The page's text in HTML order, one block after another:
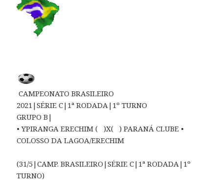
CAMPEONATO BRASILEIRO
2021|SÉRIE C|1ª RODADA|1º TURNO
GRUPO B|
• YPIRANGA ERECHIM ( )X( ) PARANÁ CLUBE •
COLOSSO DA LAGOA/ERECHIM
(31/5|CAMP. BRASILEIRO|SÉRIE C|1ª RODADA|1º
TURNO)